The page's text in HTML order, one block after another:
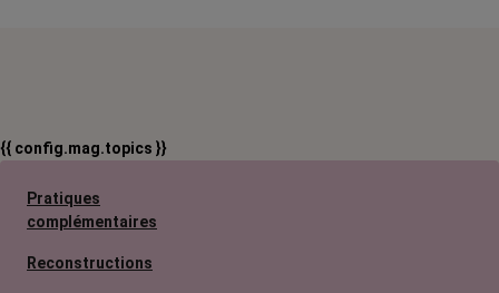
{{ config.mag.topics }}
Pratiques
complémentaires
Reconstructions